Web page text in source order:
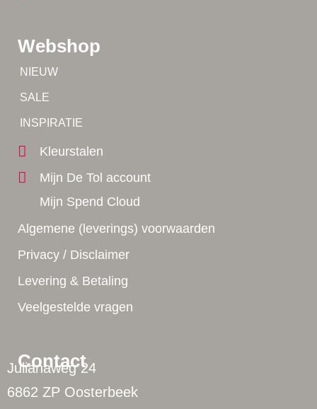
Contact
Julianaweg 24
6862 ZP Oosterbeek
Webshop
NIEUW
SALE
INSPIRATIE
Kleurstalen
Mijn De Tol account
Mijn Spend Cloud
Algemene (leverings) voorwaarden
Privacy / Disclaimer
Levering & Betaling
Veelgestelde vragen